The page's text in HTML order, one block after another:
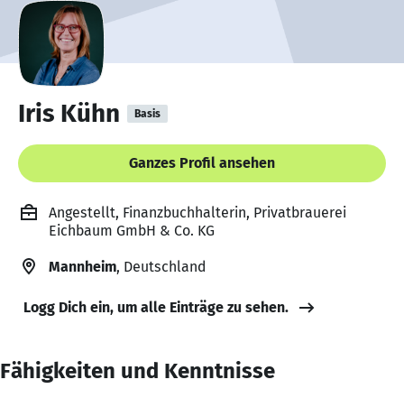
Iris Kühn Basis
Ganzes Profil ansehen
Angestellt, Finanzbuchhalterin, Privatbrauerei
Eichbaum GmbH & Co. KG
Mannheim, Deutschland
Logg Dich ein, um alle Einträge zu sehen.
Fähigkeiten und Kenntnisse